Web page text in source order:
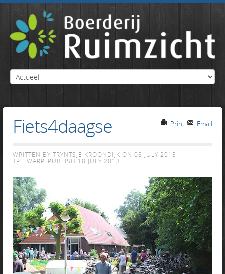
Email
Print
Fiets4daagse
WRITTEN BY TRYNTSJE KROONDIJK ON 08 JULY 2013
TPL_WARP_PUBLISH 18 JULY 2013.